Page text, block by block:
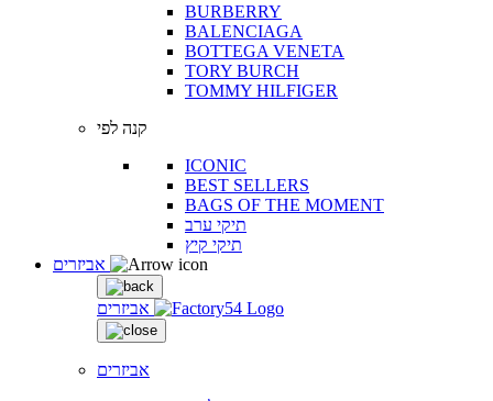
BURBERRY
BALENCIAGA
BOTTEGA VENETA
TORY BURCH
TOMMY HILFIGER
קנה לפי
ICONIC
BEST SELLERS
BAGS OF THE MOMENT
תיקי ערב
תיקי קיץ
אביזרים
אביזרים